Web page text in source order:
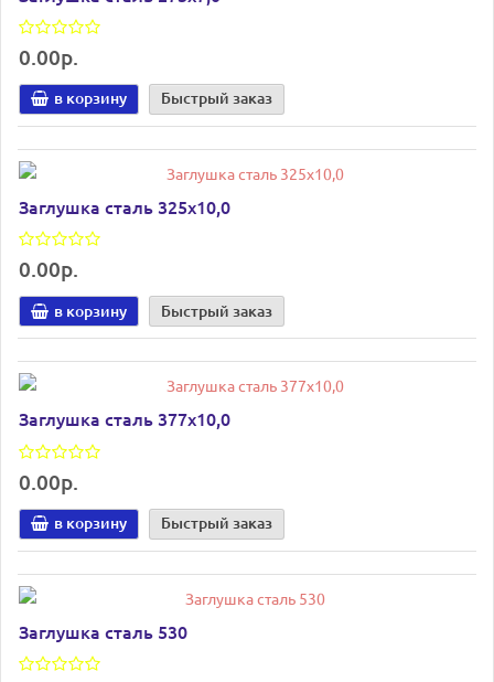
0.00р.
в корзину Быстрый заказ
Заглушка сталь 325х10,0
0.00р.
в корзину Быстрый заказ
Заглушка сталь 377х10,0
0.00р.
в корзину Быстрый заказ
Заглушка сталь 530